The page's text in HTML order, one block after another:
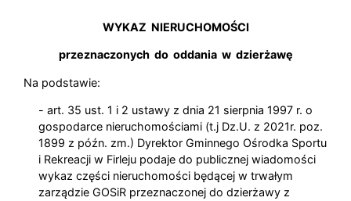
WYKAZ NIERUCHOMOŚCI
przeznaczonych do oddania w dzierżawę
Na podstawie:
- art. 35 ust. 1 i 2 ustawy z dnia 21 sierpnia 1997 r. o
gospodarce nieruchomościami (t.j Dz.U. z 2021r. poz.
1899 z późn. zm.) Dyrektor Gminnego Ośrodka Sportu
i Rekreacji w Firleju podaje do publicznej wiadomości
wykaz części nieruchomości będącej w trwałym
zarządzie GOSiR przeznaczonej do dzierżawy z